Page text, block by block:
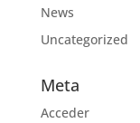
News
Uncategorized
Meta
Acceder